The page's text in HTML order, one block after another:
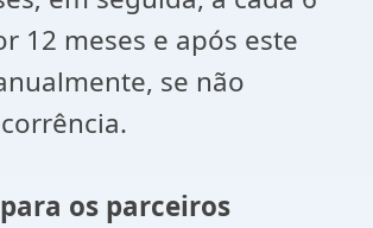
12 meses e após este
se não
os parceiros